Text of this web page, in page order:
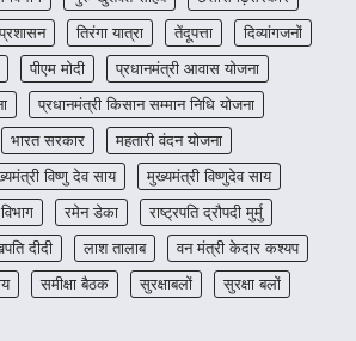
रायपुर। शैक्षणिक सत्र 2026-27 में सरगुजा जिले के
शासकीय विद्यालयों में कक्षा 11वीं विज्ञान संकाय…
CHHATTISGARH
CG:रायपुर में लिव-इन पार्टनर की मौत से
सनसनी, हत्या का शक
More Khabar August 6, 2026
रायपुर। राजधानी रायपुर से एक सनसनीखेज मामला
सामने आया है। मुजगहन थाना क्षेत्र के बोरियाकला…
तिरंगा यात्रा तेंदूपत्ता
दिव्यांगजनों
पीएम मोदी
प्रधानमंत्री आवास योजना
प्रधानमंत्री किसान सम्मान निधि योजना
भारत सरकार
महतारी वंदन योजना
विष्णु देव साय
मुख्यमंत्री विष्णुदेव साय
रमेन डेका
राष्ट्रपति द्रौपदी मुर्मु
दीदी लाश तालाब
वन मंत्री केदार कश्यप
समीक्षा बैठक सुरक्षाबलों
सुरक्षा बलों